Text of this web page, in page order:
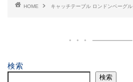
HOME キャッチテーブル ロンドンベーグル
検索
検索